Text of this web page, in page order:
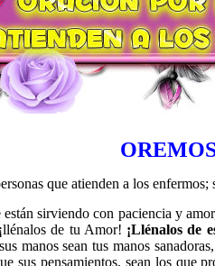
que atienden a los
sirviendo con paciencia y
de tu Amor! ¡Llénalos de
manos sean tus manos
sus pensamientos, sean los que